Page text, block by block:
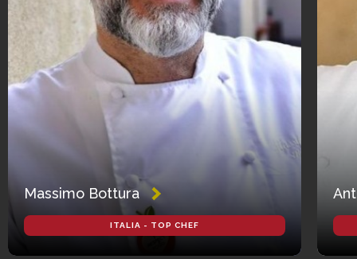
Massimo Bottura
ITALIA - TOP CHEF